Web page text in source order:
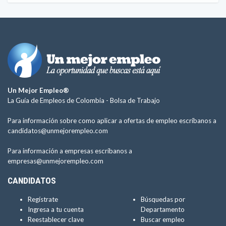
Un Mejor Empleo®
La Guía de Empleos de Colombia - Bolsa de Trabajo
Para información sobre como aplicar a ofertas de empleo escríbanos a
candidatos@unmejorempleo.com
Para información a empresas escríbanos a
empresas@unmejorempleo.com
CANDIDATOS
Regístrate
Ingresa a tu cuenta
Reestablecer clave
Búsquedas por
Departamento
Buscar empleo